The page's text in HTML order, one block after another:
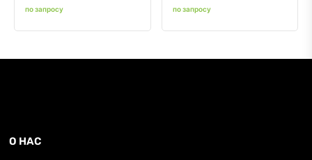
по запросу по запросу
О НАС